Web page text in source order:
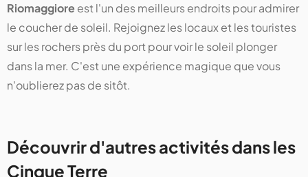
Riomaggioreest l'un des meilleurs endroits pour admirer
le coucher de soleil. Rejoignez les locaux et les touristes
sur les rochers près du port pour voir le soleil plonger
dans la mer. C'est une expérience magique que vous
n'oublierez pas de sitôt.
Découvrir d'autres activités dans les
Cinque Terre